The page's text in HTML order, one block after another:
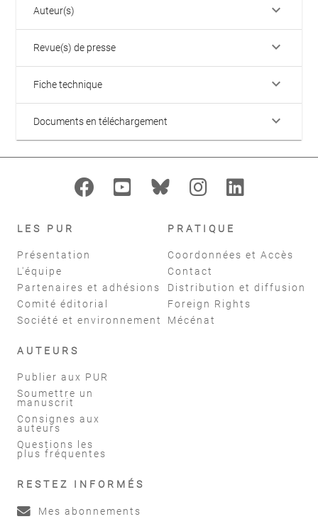
Auteur(s) keyboard_arrow_down
Revue(s) de presse keyboard_arrow_down
Fiche technique keyboard_arrow_down
Documents en téléchargement keyboard_arrow_down
LES PUR
Présentation
L'équipe
Partenaires et adhésions
Comité éditorial
Société et environnement
PRATIQUE
Coordonnées et Accès
Contact
Distribution et diffusion
Foreign Rights
Mécénat
AUTEURS
Publier aux PUR
Soumettre un
manuscrit
Consignes aux
auteurs
Questions les
plus fréquentes
RESTEZ INFORMÉS
Mes abonnements